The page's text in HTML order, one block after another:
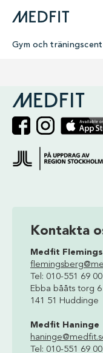
Gym och
Kontakta
Medfit
Tel: 010-551 69 00
Ebba bååts torg 6
141 51 Huddinge
Medfit Haninge
Tel: 010-551 69 00